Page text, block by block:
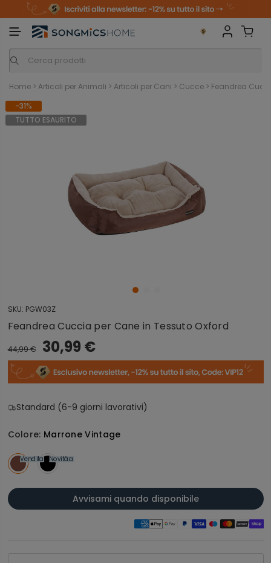
Home > Articoli per Animali > Articoli per Cani > Cucce > Feandrea
-31%
TUTTO ESAURITO
SKU: PGW03Z
Feandrea Cuccia per Cane in Tessuto Oxford
44,99 € 30,99 €
Standard (6-9 giorni lavorativi)
Colore: Marrone Vintage
Vendita Vendita
Novità
Avvisami quando disponibile
n
i